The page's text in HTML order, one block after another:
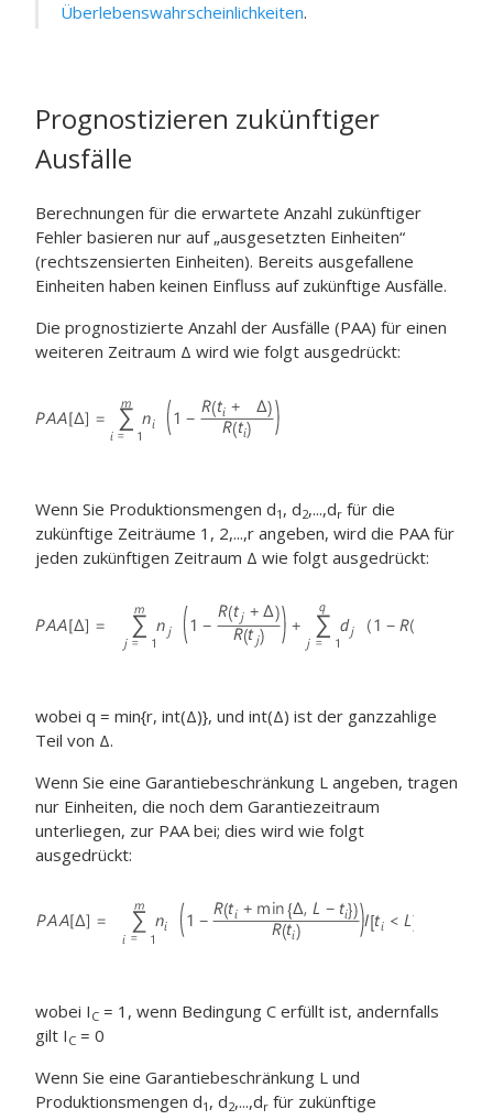
Überlebenswahrscheinlichkeiten.
Prognostizieren zukünftiger
Ausfälle
Berechnungen für die erwartete Anzahl zukünftiger
Fehler basieren nur auf „ausgesetzten Einheiten“
(rechtszensierten Einheiten). Bereits ausgefallene
Einheiten haben keinen Einfluss auf zukünftige Ausfälle.
Die prognostizierte Anzahl der Ausfälle (PAA) für einen
weiteren Zeitraum Δ wird wie folgt ausgedrückt:
Wenn Sie Produktionsmengen d1 , d2,...,dr für die
zukünftige Zeiträume 1, 2,...,r angeben, wird die PAA für
jeden zukünftigen Zeitraum Δ wie folgt ausgedrückt:
wobei q = min{r, int(Δ)}, und int(Δ) ist der ganzzahlige
Teil von Δ.
Wenn Sie eine Garantiebeschränkung L angeben, tragen
nur Einheiten, die noch dem Garantiezeitraum
unterliegen, zur PAA bei; dies wird wie folgt
ausgedrückt:
wobei I C = 1, wenn Bedingung C erfüllt ist, andernfalls
gilt I C = 0
Wenn Sie eine Garantiebeschränkung L und
Produktionsmengen d1 , d2,...,dr für zukünftige